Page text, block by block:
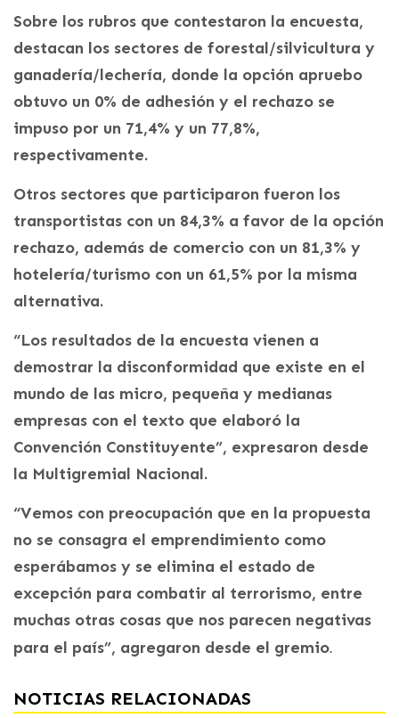
Sobre los rubros que contestaron la encuesta,
destacan los sectores de forestal/silvicultura y
ganadería/lechería, donde la opción apruebo
obtuvo un 0% de adhesión y el rechazo se
impuso por un 71,4% y un 77,8%,
respectivamente.
Otros sectores que participaron fueron los
transportistas con un 84,3% a favor de la opción
rechazo, además de comercio con un 81,3% y
hotelería/turismo con un 61,5% por la misma
alternativa.
“Los resultados de la encuesta vienen a
demostrar la disconformidad que existe en el
mundo de las micro, pequeña y medianas
empresas con el texto que elaboró la
Convención Constituyente”, expresaron desde
la Multigremial Nacional.
“Vemos con preocupación que en la propuesta
no se consagra el emprendimiento como
esperábamos y se elimina el estado de
excepción para combatir al terrorismo, entre
muchas otras cosas que nos parecen negativas
para el país”, agregaron desde el gremio.
NOTICIAS RELACIONADAS